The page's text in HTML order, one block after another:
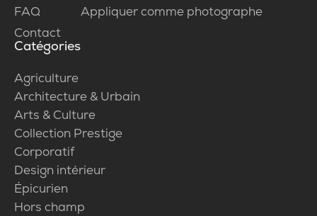
FAQ
Contact
Appliquer comme photographe
Catégories
Agriculture
Architecture & Urbain
Arts & Culture
Collection Prestige
Corporatif
Design intérieur
Épicurien
Hors champ